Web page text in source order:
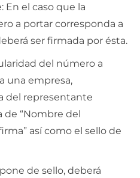
En el caso que la
a portar corresponda a
ser firmada por ésta.
del número a
una empresa,
del representante
de “Nombre del
así como el sello de
de sello, deberá